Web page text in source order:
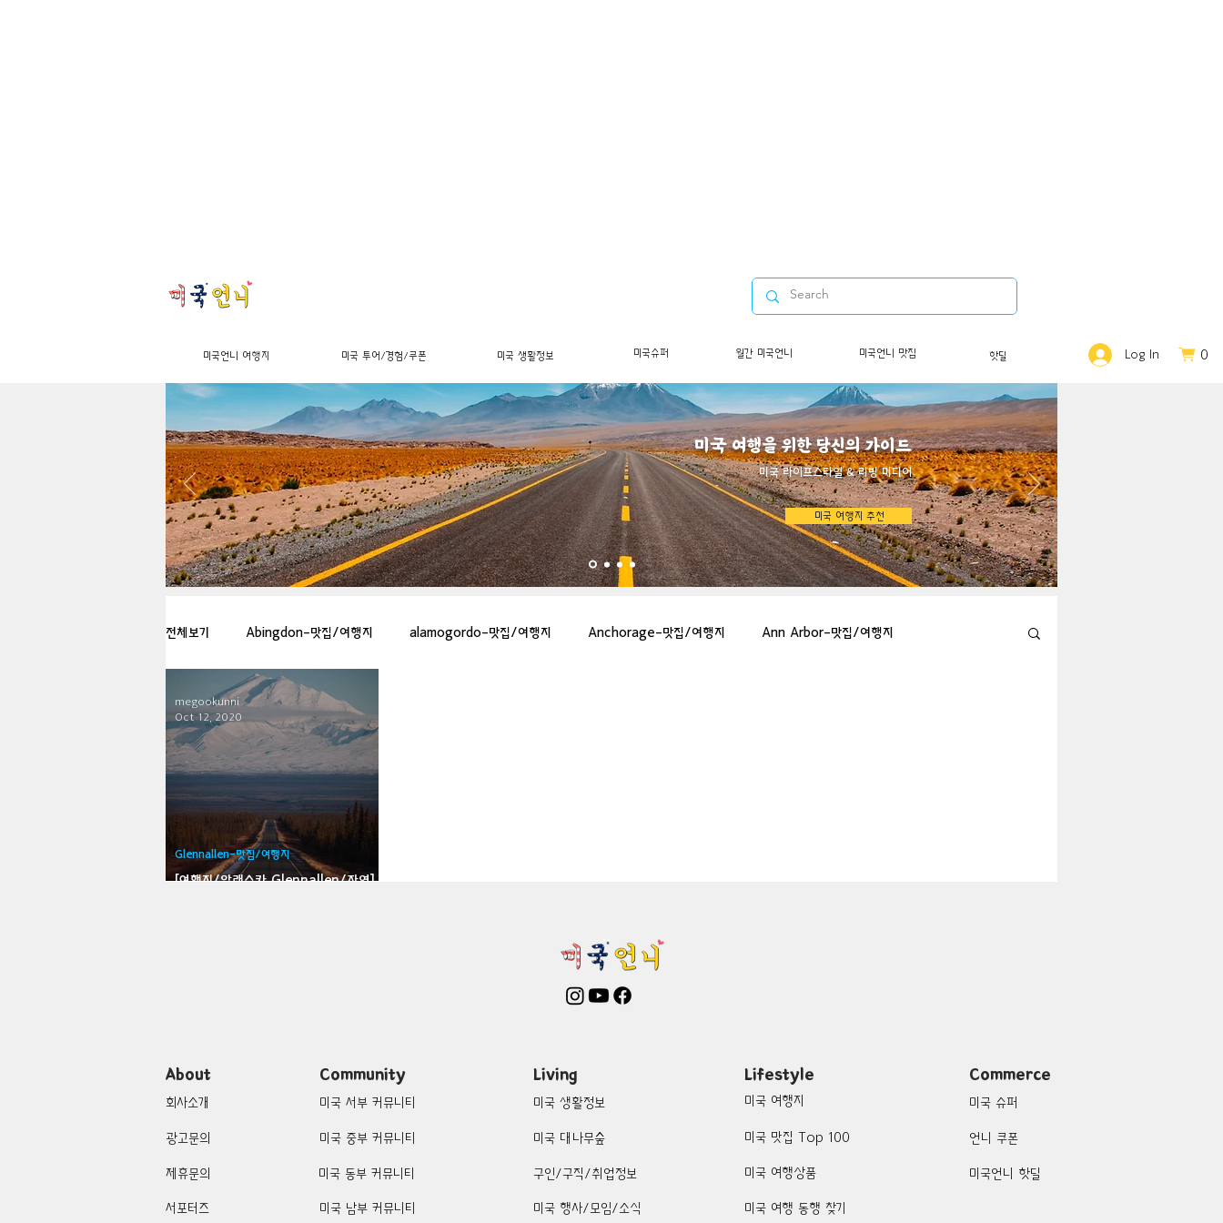
미국 여행을 위한 당신의 가이드
​미국 라이프스타일 & 리빙 미디어
미국 여행지 추천
전체보기 Abingdon-맛집/여행지 alamogordo-맛집/여행지 Anchorage-맛집/여행지 Ann Arbor-맛집/여행지
Arlington-맛집/여행지
Badlands-맛집/여행지 Baltimore-맛집/여행지
Bloomfield-맛집/여행지
Cambridge-맛집/여행지
Cascade Locks-맛집/여행지 Centerport-맛집/여행지
[여행지/알래스카 Glennallen/자연]
Glennallen-맛집/여행지
megookunni
Oct 12, 2020
미국언니 여행지 미국 투어/경험/쿠폰 미국 생활정보 미국슈퍼 월간 미국언니 미국언니 맛집 핫딜 Log In 0
About
회사소개
광고문의
제휴문의
서포터즈
Community
미국 서부 커뮤니티
미국 중부 커뮤니티
미국 동부 커뮤니티
미국 남부 커뮤니티
Living
미국 생활정보
미국 대나무숲
구인/구직/취업정보
미국 행사/모임/소식
Lifestyle
미국 여행지
미국 맛집 Top 100
미국 여행상품
미국 여행 동행 찾기
Commerce
미국 슈퍼
언니 쿠폰
미국언니 핫딜